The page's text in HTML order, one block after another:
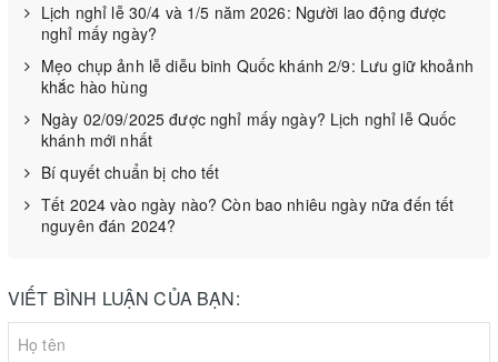
Do điều khiển của pa lăng cáp điện: Nếu có thể bạn
nên dùng thêm một tay điều khiển khác để kiểm tra
xem thực sự lỗi pa lăng không hoạt động là do đâu.
Bạn cần kiểm tra tay điều khiển có vấn đề gì không,
mạch có bị đứt hay không hoặc xem điều khiển có bị
ẩm hay không.
Lịch nghỉ lễ 30/4 và 1/5 năm 2026: Người lao động được
nghỉ mấy ngày?
Mẹo chụp ảnh lễ diễu binh Quốc khánh 2/9: Lưu giữ khoảnh
khắc hào hùng
Ngày 02/09/2025 được nghỉ mấy ngày? Lịch nghỉ lễ Quốc
khánh mới nhất
Bí quyết chuẩn bị cho tết
Tết 2024 vào ngày nào? Còn bao nhiêu ngày nữa đến tết
nguyên đán 2024?
VIẾT BÌNH LUẬN CỦA BẠN: